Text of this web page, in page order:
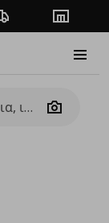
Πορεία παραγγελίας
Camera